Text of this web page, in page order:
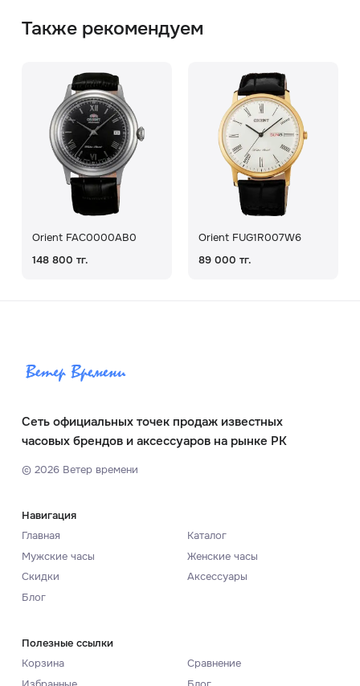
Также рекомендуем
Orient FAC0000AB0
148 800 тг.
Orient FUG1R007W6
89 000 тг.
Сеть официальных точек продаж известных
часовых брендов и аксессуаров на рынке РК
© 2026Ветер времени
Навигация
Главная
Каталог
Мужские часы
Женские часы
Скидки
Аксессуары
Блог
Полезные ссылки
Корзина
Сравнение